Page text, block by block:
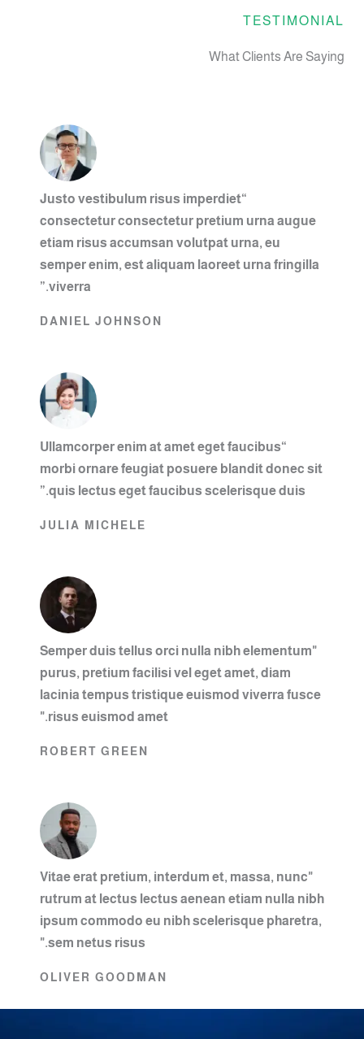
TESTIMONIAL
What Clients Are Saying
“Justo vestibulum risus imperdiet
consectetur consectetur pretium urna augue
etiam risus accumsan volutpat urna, eu
semper enim, est aliquam laoreet urna fringilla
viverra.”
DANIEL JOHNSON
“Ullamcorper enim at amet eget faucibus
morbi ornare feugiat posuere blandit donec sit
quis lectus eget faucibus scelerisque duis.”
JULIA MICHELE
"Semper duis tellus orci nulla nibh elementum
purus, pretium facilisi vel eget amet, diam
lacinia tempus tristique euismod viverra fusce
risus euismod amet."
ROBERT GREEN
"Vitae erat pretium, interdum et, massa, nunc
rutrum at lectus lectus aenean etiam nulla nibh
ipsum commodo eu nibh scelerisque pharetra,
sem netus risus."
OLIVER GOODMAN